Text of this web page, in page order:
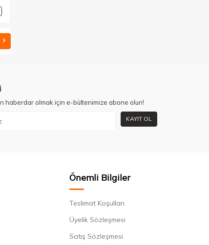
haberdar olmak için e-bültenimize abone olun!
KAYIT OL
Önemli Bilgiler
Teslimat Koşulları
Üyelik Sözleşmesi
Satış Sözleşmesi